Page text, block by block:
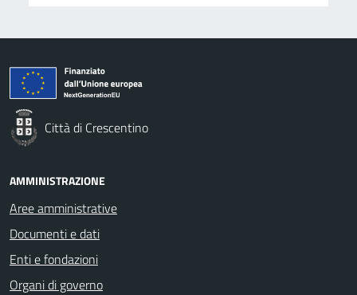
Città di Crescentino
AMMINISTRAZIONE
Aree amministrative
Documenti e dati
Enti e fondazioni
Organi di governo